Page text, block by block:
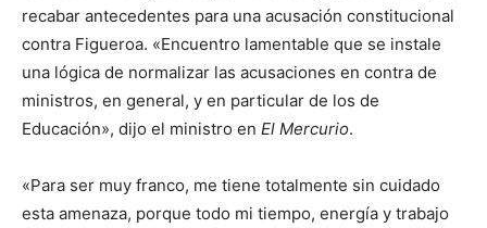
recabar antecedentes para una acusación constitucional
contra Figueroa. «Encuentro lamentable que se instale
una lógica de normalizar las acusaciones en contra de
ministros, en general, y en particular de los de
Educación», dijo el ministro en El Mercurio.
«Para ser muy franco, me tiene totalmente sin cuidado
esta amenaza, porque todo mi tiempo, energía y trabajo